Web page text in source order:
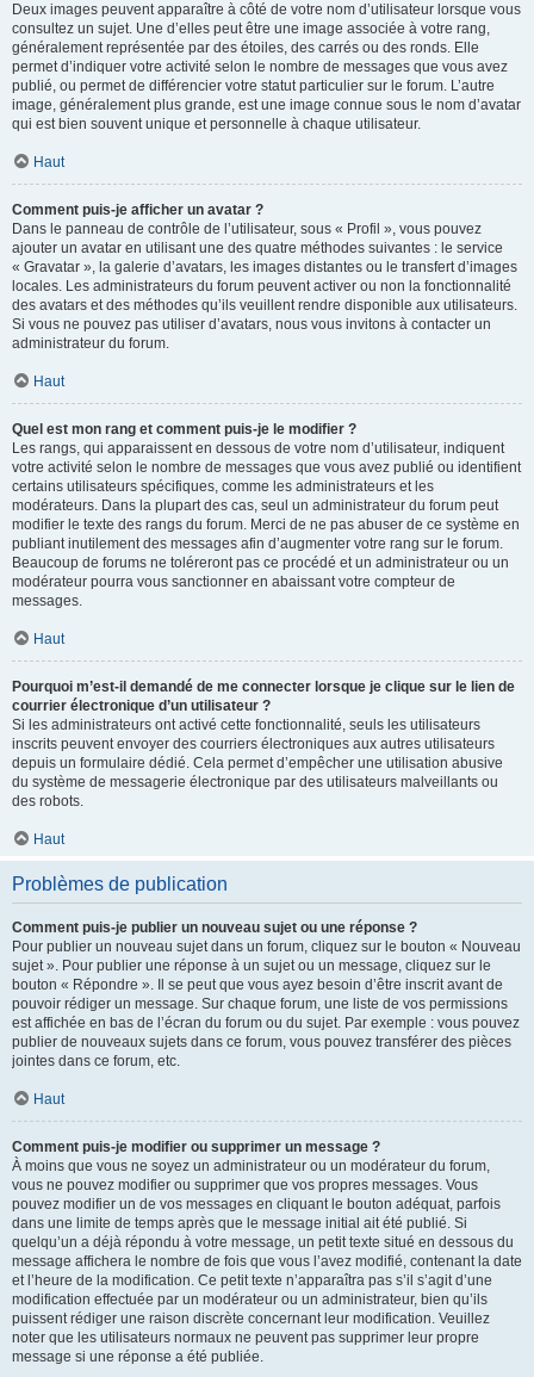
Deux images peuvent apparaître à côté de votre nom d’utilisateur lorsque vous
consultez un sujet. Une d’elles peut être une image associée à votre rang,
généralement représentée par des étoiles, des carrés ou des ronds. Elle
permet d’indiquer votre activité selon le nombre de messages que vous avez
publié, ou permet de différencier votre statut particulier sur le forum. L’autre
image, généralement plus grande, est une image connue sous le nom d’avatar
qui est bien souvent unique et personnelle à chaque utilisateur.
Haut
Comment puis-je afficher un avatar ?
Dans le panneau de contrôle de l’utilisateur, sous « Profil », vous pouvez
ajouter un avatar en utilisant une des quatre méthodes suivantes : le service
« Gravatar », la galerie d’avatars, les images distantes ou le transfert d’images
locales. Les administrateurs du forum peuvent activer ou non la fonctionnalité
des avatars et des méthodes qu’ils veuillent rendre disponible aux utilisateurs.
Si vous ne pouvez pas utiliser d’avatars, nous vous invitons à contacter un
administrateur du forum.
Haut
Quel est mon rang et comment puis-je le modifier ?
Les rangs, qui apparaissent en dessous de votre nom d’utilisateur, indiquent
votre activité selon le nombre de messages que vous avez publié ou identifient
certains utilisateurs spécifiques, comme les administrateurs et les
modérateurs. Dans la plupart des cas, seul un administrateur du forum peut
modifier le texte des rangs du forum. Merci de ne pas abuser de ce système en
publiant inutilement des messages afin d’augmenter votre rang sur le forum.
Beaucoup de forums ne toléreront pas ce procédé et un administrateur ou un
modérateur pourra vous sanctionner en abaissant votre compteur de
messages.
Haut
Pourquoi m’est-il demandé de me connecter lorsque je clique sur le lien de
courrier électronique d’un utilisateur ?
Si les administrateurs ont activé cette fonctionnalité, seuls les utilisateurs
inscrits peuvent envoyer des courriers électroniques aux autres utilisateurs
depuis un formulaire dédié. Cela permet d’empêcher une utilisation abusive
du système de messagerie électronique par des utilisateurs malveillants ou
des robots.
Haut
Problèmes de publication
Comment puis-je publier un nouveau sujet ou une réponse ?
Pour publier un nouveau sujet dans un forum, cliquez sur le bouton « Nouveau
sujet ». Pour publier une réponse à un sujet ou un message, cliquez sur le
bouton « Répondre ». Il se peut que vous ayez besoin d’être inscrit avant de
pouvoir rédiger un message. Sur chaque forum, une liste de vos permissions
est affichée en bas de l’écran du forum ou du sujet. Par exemple : vous pouvez
publier de nouveaux sujets dans ce forum, vous pouvez transférer des pièces
jointes dans ce forum, etc.
Haut
Comment puis-je modifier ou supprimer un message ?
À moins que vous ne soyez un administrateur ou un modérateur du forum,
vous ne pouvez modifier ou supprimer que vos propres messages. Vous
pouvez modifier un de vos messages en cliquant le bouton adéquat, parfois
dans une limite de temps après que le message initial ait été publié. Si
quelqu’un a déjà répondu à votre message, un petit texte situé en dessous du
message affichera le nombre de fois que vous l’avez modifié, contenant la date
et l’heure de la modification. Ce petit texte n’apparaîtra pas s’il s’agit d’une
modification effectuée par un modérateur ou un administrateur, bien qu’ils
puissent rédiger une raison discrète concernant leur modification. Veuillez
noter que les utilisateurs normaux ne peuvent pas supprimer leur propre
message si une réponse a été publiée.